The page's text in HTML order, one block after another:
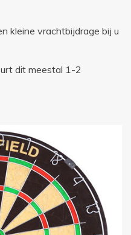
vrachtbijdrage bij u
dit meestal 1-2